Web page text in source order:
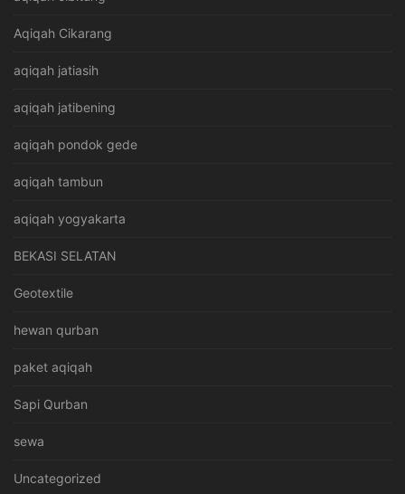
Aqiqah Cikarang
aqiqah jatiasih
aqiqah jatibening
aqiqah pondok gede
aqiqah tambun
aqiqah yogyakarta
BEKASI SELATAN
Geotextile
hewan qurban
paket aqiqah
Sapi Qurban
sewa
Uncategorized